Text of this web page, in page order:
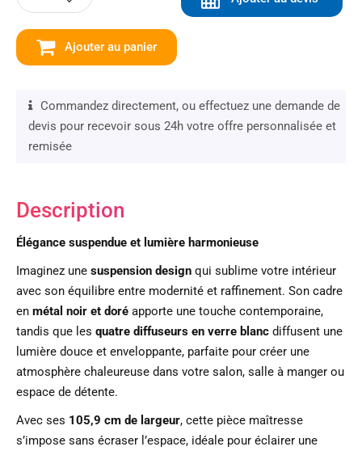
Ajouter au panier
Commandez directement, ou effectuez une demande de
devis pour recevoir sous 24h votre offre personnalisée et
remisée
Description
Élégance suspendue et lumière harmonieuse
Imaginez une suspension design qui sublime votre intérieur
avec son équilibre entre modernité et raffinement. Son cadre
en métal noir et doré apporte une touche contemporaine,
tandis que les quatre diffuseurs en verre blanc diffusent une
lumière douce et enveloppante, parfaite pour créer une
atmosphère chaleureuse dans votre salon, salle à manger ou
espace de détente.
Avec ses 105,9 cm de largeur, cette pièce maîtresse
s’impose sans écraser l’espace, idéale pour éclairer une